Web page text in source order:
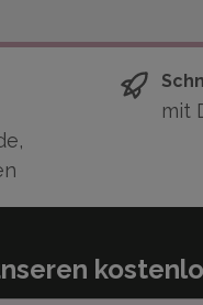
mit